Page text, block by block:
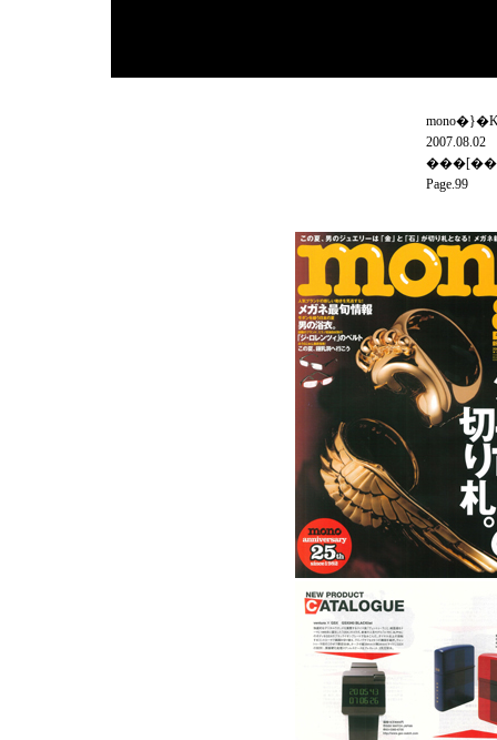
2007.08.02
Page.99